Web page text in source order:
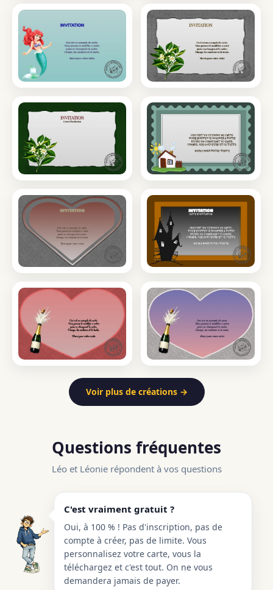
Voir plus de créations →
Questions fréquentes
Léo et Léonie répondent à vos questions
C'est vraiment gratuit ?
Oui, à 100 % ! Pas d'inscription, pas de
compte à créer, pas de limite. Vous
personnalisez votre carte, vous la
téléchargez et c'est tout. On ne vous
demandera jamais de payer.